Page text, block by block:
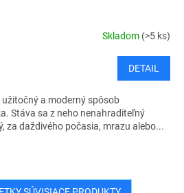
Skladom (>5 ks)
DETAIL
a moderný spôsob
Stáva sa z neho nenahraditeľný
za daždivého počasia, mrazu alebo...